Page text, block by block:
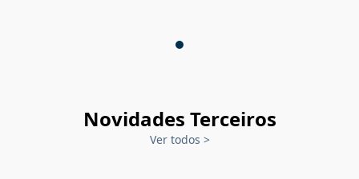
Novidades Terceiros
Ver todos >